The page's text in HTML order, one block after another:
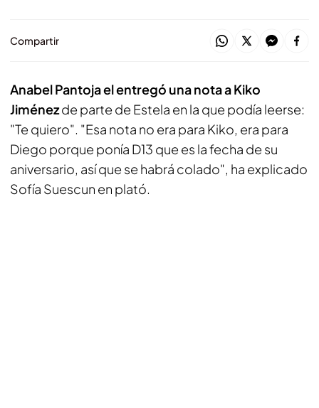
Compartir
Anabel Pantoja el entregó una nota a Kiko
Jiménezde parte de Estela en la que podía leerse:
"Te quiero". "Esa nota no era para Kiko, era para
Diego porque ponía D13 que es la fecha de su
aniversario, así que se habrá colado", ha explicado
Sofía Suescun en plató.